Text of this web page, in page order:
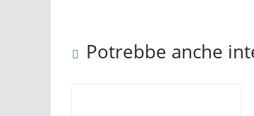
Potrebbe anche